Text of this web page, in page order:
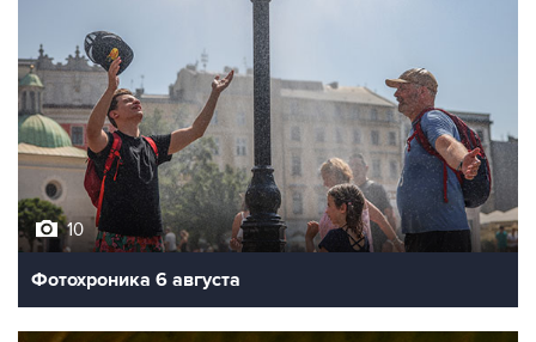
10
Фотохроника 6 августа